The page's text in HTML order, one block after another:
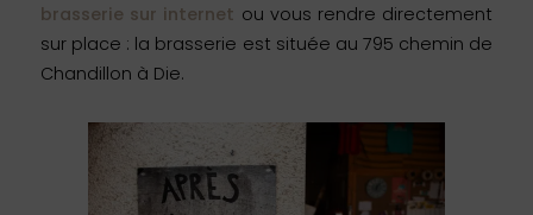
brasserie sur internet ou vous rendre directement
sur place : la brasserie est située au 795 chemin de
Chandillon à Die.